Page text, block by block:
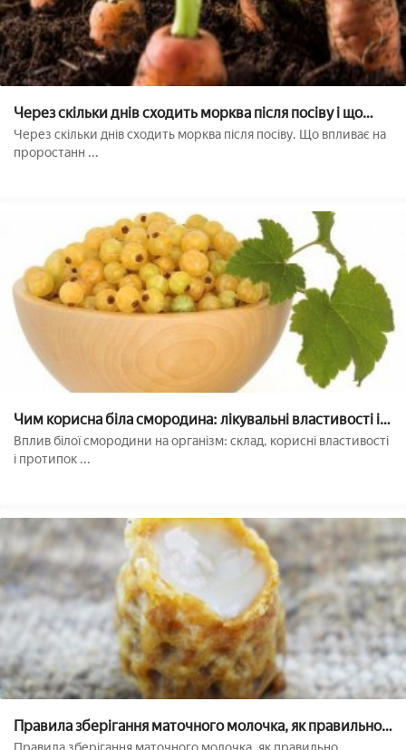
Через скільки днів сходить морква після посіву і що
робити, якщо сходи не з'являються
Через скільки днів сходить морква після посіву. Що впливає на
проростанн ...
Чим корисна біла смородина: лікувальні властивості і
протипоказання
Вплив білої смородини на організм: склад, корисні властивості
і протипок ...
Правила зберігання маточного молочка, як правильно
зберігати продукт в домашніх умовах